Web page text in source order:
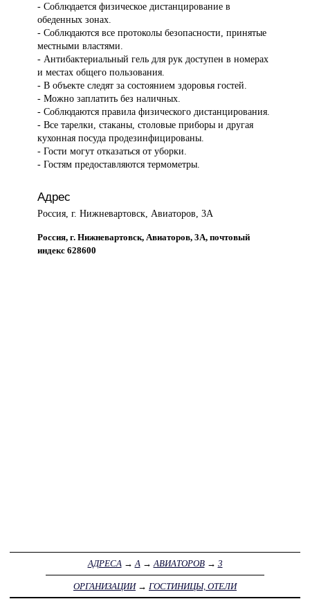
- Соблюдается физическое дистанцирование в
обеденных зонах.
- Соблюдаются все протоколы безопасности, принятые
местными властями.
- Антибактериальный гель для рук доступен в номерах
и местах общего пользования.
- В объекте следят за состоянием здоровья гостей.
- Можно заплатить без наличных.
- Соблюдаются правила физического дистанцирования.
- Все тарелки, стаканы, столовые приборы и другая
кухонная посуда продезинфицированы.
- Гости могут отказаться от уборки.
- Гостям предоставляются термометры.
Адрес
Россия, г. Нижневартовск, Авиаторов, 3А
Россия, г. Нижневартовск, Авиаторов, 3А, почтовый
индекс 628600
АДРЕСА→А→АВИАТОРОВ→ 3
ОРГАНИЗАЦИИ→ ГОСТИНИЦЫ, ОТЕЛИ